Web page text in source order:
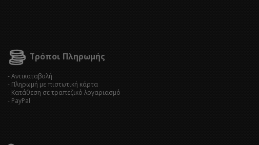
Τρόποι Πληρωμής
- Αντικαταβολή
- Πληρωμή με πιστωτική κάρτα
- Κατάθεση σε τραπεζικό λογαριασμό
- PayPal